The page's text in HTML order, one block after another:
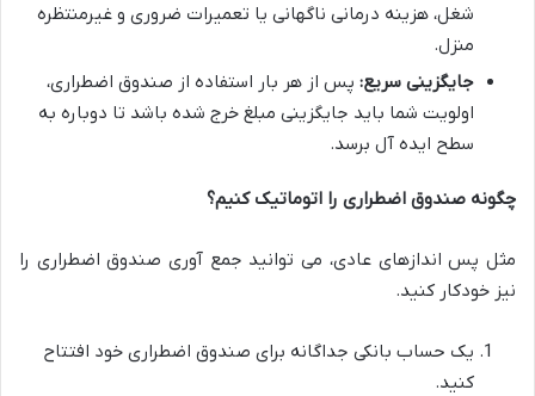
شغل، هزینه درمانی ناگهانی یا تعمیرات ضروری و غیرمنتظره
منزل.
جایگزینی سریع: پس از هر بار استفاده از صندوق اضطراری،
اولویت شما باید جایگزینی مبلغ خرج شده باشد تا دوباره به
سطح ایده آل برسد.
چگونه صندوق اضطراری را اتوماتیک کنیم؟
مثل پس اندازهای عادی، می توانید جمع آوری صندوق اضطراری را
نیز خودکار کنید.
یک حساب بانکی جداگانه برای صندوق اضطراری خود افتتاح
کنید.